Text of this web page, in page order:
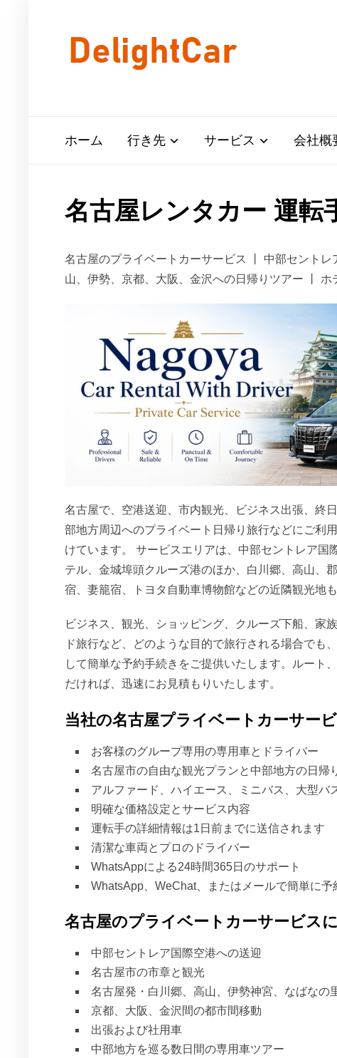
ホーム 行き先 サービス 会社概
名古屋レンタカー 運転
名古屋のプライベートカーサービス 丨 中部セント
山、伊勢、京都、大阪、金沢への日帰りツアー 丨
名古屋で、空港送迎、市内観光、ビジネス出張、終
部地方周辺へのプライベート日帰り旅行などにご利
けています。 サービスエリアは、中部セントレア
テル、金城埠頭クルーズ港のほか、白川郷、高山、
宿、妻籠宿、トヨタ自動車博物館などの近隣観光地
ビジネス、観光、ショッピング、クルーズ下船、家
ド旅行など、どのような目的で旅行される場合でも
して簡単な予約手続きをご提供いたします。ルート
だければ、迅速にお見積もりいたします。
当社の名古屋プライベートカーサー
お客様のグループ専用の専用車とドライバー
名古屋市の自由な観光プランと中部地方の日帰
アルファード、ハイエース、ミニバス、大型
明確な価格設定とサービス内容
運転手の詳細情報は1日前までに送信されます
清潔な車両とプロのドライバー
WhatsAppによる24時間365日のサポート
WhatsApp、WeChat、またはメールで簡単に予
名古屋のプライベートカーサービス
中部セントレア国際空港への送迎
名古屋市の市章と観光
名古屋発・白川郷、高山、伊勢神宮、なばなの
京都、大阪、金沢間の都市間移動
出張および社用車
中部地方を巡る数日間の専用車ツアー